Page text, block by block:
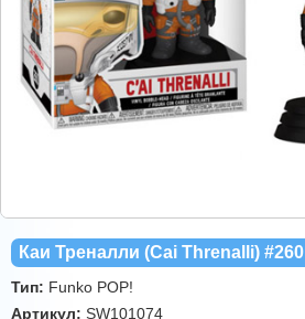
Каи Треналли (Cai Threnalli) #260
Тип: Funko POP!
Артикул: SW101074